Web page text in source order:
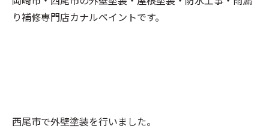
り補修専門店カナルペイントです。
西尾市で外壁塗装を行いました。